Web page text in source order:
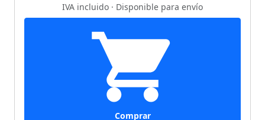
IVA incluido · Disponible para envío
Comprar